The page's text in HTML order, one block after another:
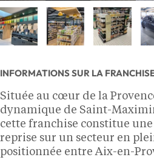
INFORMATIONS SUR LA
Située au cœur de la
dynamique de Saint-
cette franchise constitue
reprise sur un secteur en
positionnée entre Aix-en-